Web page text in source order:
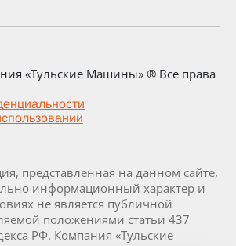
«Тульские Машины» ® Все права
представленная на данном сайте,
информационный характер и
не является публичной
положениями статьи 437
РФ. Компания «Тульские